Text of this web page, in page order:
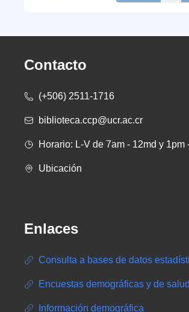
Contacto
(+506) 2511-1716
biblioteca.ccp@ucr.ac.cr
Horario: L-V de 7am - 12md y 1pm
Ubicación
Enlaces
Consulta a bases de datos
Encuestas demográficas y de salud
Información demográfica